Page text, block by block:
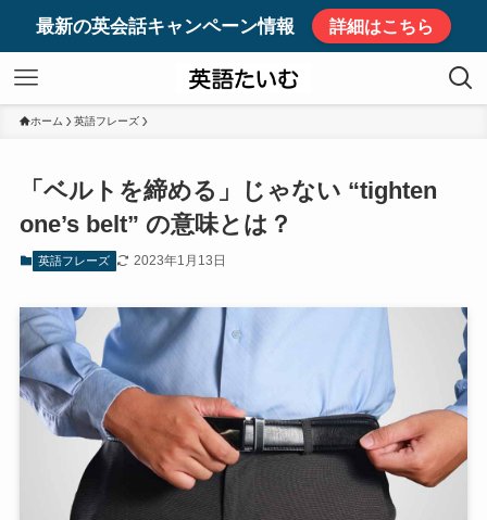
最新の英会話キャンペーン情報 詳細はこちら
ホーム 英語フレーズ
「ベルトを締める」じゃない “tighten
one’s belt” の意味とは？
英語フレーズ 2023年1月13日